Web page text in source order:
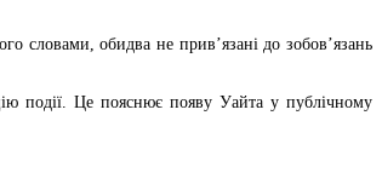
словами, обидва не прив’язані до зобов’язань
події. Це пояснює появу Уайта у публічному